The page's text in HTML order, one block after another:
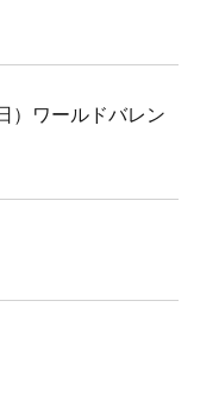
）ワールドバレン